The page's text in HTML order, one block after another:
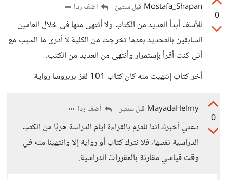
0
Mostafa_Shapan قبل سنتين أضف ردا
للأسف أبدأ العديد من الكتاب ولا أنتهى منها فى خلال العامين
السابقين بالتحديد بعدما تخرجت من الكلية لا أدرى ما السبب مع
أنى كنت أقرأ بإستمرار وأنتهى من العديد من الكتب.
أخر كتاب إنتهيت منه كان كتاب 101 لغز بربروسا رواية
0
MayadaHelmy قبل سنتين أضف ردا
دعني أخبرك أننا نلتزم بالقراءة أيام الدراسة هربًا من الكتب
الدراسية نفسها، فلا نترك كتاب أو رواية إلا وانتهينا منه في
وقت قياسي مقارنة بالمقررات الدراسية.